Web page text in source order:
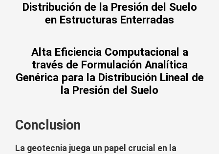
Distribución de la Presión del Suelo
en Estructuras Enterradas
Alta Eficiencia Computacional a
través de Formulación Analítica
Genérica para la Distribución Lineal de
la Presión del Suelo
Conclusion
La geotecnia juega un papel crucial en la